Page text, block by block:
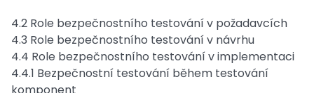
4.2 Role bezpečnostního testování v požadavcích
4.3 Role bezpečnostního testování v návrhu
4.4 Role bezpečnostního testování v implementaci
4.4.1 Bezpečnostní testování během testování